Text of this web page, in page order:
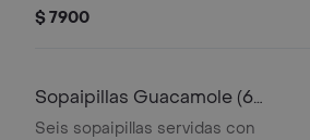
$ 7900
Sopaipillas Guacamole (6
unidades)
Seis sopaipillas servidas con